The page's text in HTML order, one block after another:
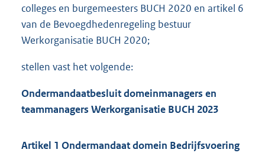
colleges en burgemeesters BUCH 2020 en artikel 6
van de Bevoegdhedenregeling bestuur
Werkorganisatie BUCH 2020;
stellen vast het volgende:
Ondermandaatbesluit domeinmanagers en
teammanagers Werkorganisatie BUCH 2023
Artikel 1 Ondermandaat domein Bedrijfsvoering